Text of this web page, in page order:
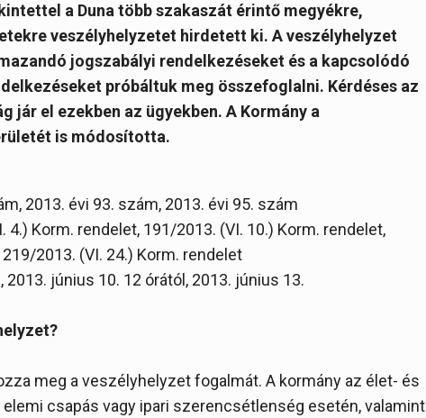
a Duna több szakaszát érintő megyékre,
veszélyhelyzetet hirdetett ki. A veszélyhelyzet
jogszabályi rendelkezéseket és a kapcsolódó
próbáltuk meg összefoglalni. Kérdéses az
jár el ezekben az ügyekben. A Kormány a
is módosította.
2013. évi 93. szám, 2013. évi 95. szám
4.) Korm. rendelet, 191/2013. (VI. 10.) Korm. rendelet,
2013. (VI. 24.) Korm. rendelet
2013. június 10. 12 órától, 2013. június 13.
meg a veszélyhelyzet fogalmát. A kormány az élet- és
csapás vagy ipari szerencsétlenség esetén, valamint